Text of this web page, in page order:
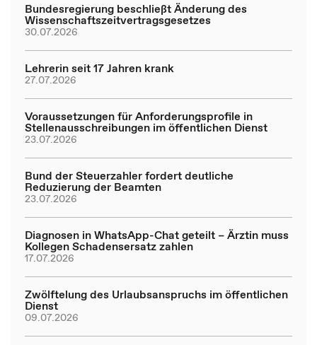
Bundesregierung beschließt Änderung des
Wissenschaftszeitvertragsgesetzes
30.07.2026
Lehrerin seit 17 Jahren krank
27.07.2026
Voraussetzungen für Anforderungsprofile in
Stellenausschreibungen im öffentlichen Dienst
23.07.2026
Bund der Steuerzahler fordert deutliche
Reduzierung der Beamten
23.07.2026
Diagnosen in WhatsApp-Chat geteilt – Ärztin muss
Kollegen Schadensersatz zahlen
17.07.2026
Zwölftelung des Urlaubsanspruchs im öffentlichen
Dienst
09.07.2026